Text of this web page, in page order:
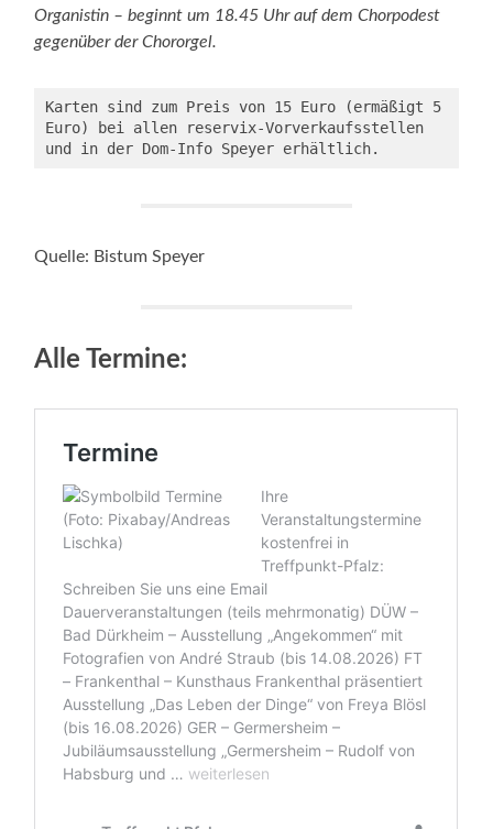
Organistin – beginnt um 18.45 Uhr auf dem Chorpodest
gegenüber der Chororgel.
Karten sind zum Preis von 15 Euro (ermäßigt 5
Euro) bei allen reservix-Vorverkaufsstellen
und in der Dom-Info Speyer erhältlich.
Quelle: Bistum Speyer
Alle Termine: